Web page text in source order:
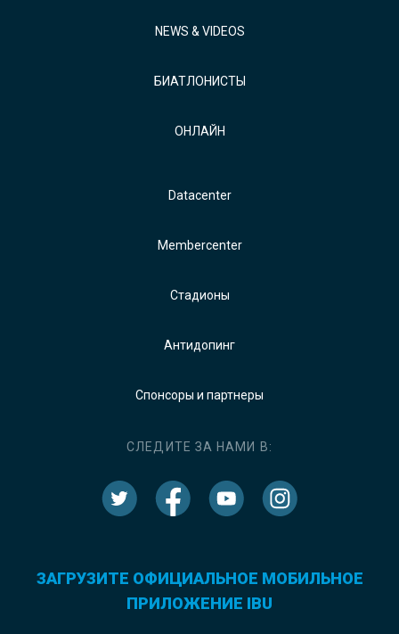
NEWS & VIDEOS
БИАТЛОНИСТЫ
ОНЛАЙН
Datacenter
Membercenter
Стадионы
Антидопинг
Спонсоры и партнеры
СЛЕДИТЕ ЗА НАМИ В:
ЗАГРУЗИТЕ ОФИЦИАЛЬНОЕ МОБИЛЬНОЕ
ПРИЛОЖЕНИЕ IBU